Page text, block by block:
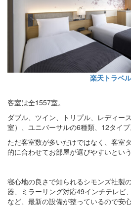
楽天トラベル
客室は全1557室。
ダブル、ツイン、トリプル、レディー
室）、ユニバーサルの6種類、12タイプ
ただ客室数が多いだけではなく、客室
的に合わせてお部屋が選びやすいとい
寝心地の良さで知られるシモンズ社製
器、ミラーリング対応49インチテレビ
など、最新の設備が整っているので安心